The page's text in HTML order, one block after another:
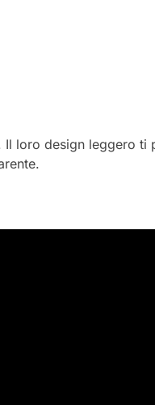
loro design leggero ti